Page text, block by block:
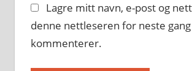
Lagre mitt navn, e-post og
denne nettleseren for neste
kommenterer.